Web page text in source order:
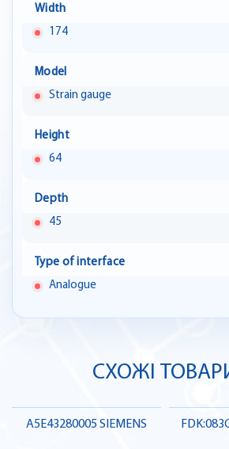
Width
174
Model
Strain gauge
Height
64
Depth
45
Type of interface
Analogue
СХОЖІ
A5E43280005 SIEMENS